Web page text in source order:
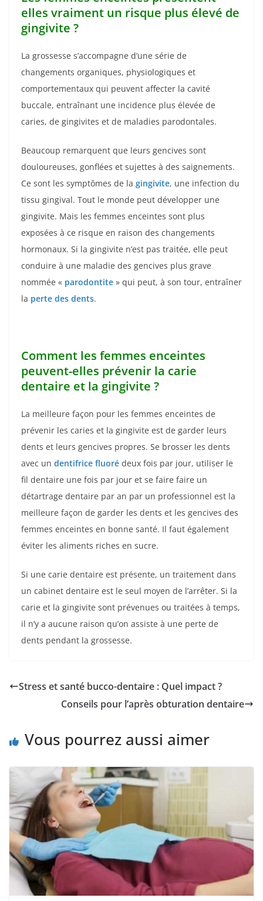
elles vraiment un risque plus élevé de
gingivite ?
La grossesse s’accompagne d’une série de
changements organiques, physiologiques et
comportementaux qui peuvent affecter la cavité
buccale, entraînant une incidence plus élevée de
caries, de gingivites et de maladies parodontales.
Beaucoup remarquent que leurs gencives sont
douloureuses, gonflées et sujettes à des saignements.
Ce sont les symptômes de la gingivite, une infection du
tissu gingival. Tout le monde peut développer une
gingivite. Mais les femmes enceintes sont plus
exposées à ce risque en raison des changements
hormonaux. Si la gingivite n’est pas traitée, elle peut
conduire à une maladie des gencives plus grave
nommée « parodontite » qui peut, à son tour, entraîner
la perte des dents.
Comment les femmes enceintes
peuvent-elles prévenir la carie
dentaire et la gingivite ?
La meilleure façon pour les femmes enceintes de
prévenir les caries et la gingivite est de garder leurs
dents et leurs gencives propres. Se brosser les dents
avec un dentifrice fluoré deux fois par jour, utiliser le
fil dentaire une fois par jour et se faire faire un
détartrage dentaire par an par un professionnel est la
meilleure façon de garder les dents et les gencives des
femmes enceintes en bonne santé. Il faut également
éviter les aliments riches en sucre.
Si une carie dentaire est présente, un traitement dans
un cabinet dentaire est le seul moyen de l’arrêter. Si la
carie et la gingivite sont prévenues ou traitées à temps,
il n’y a aucune raison qu’on assiste à une perte de
dents pendant la grossesse.
Stress et santé bucco-dentaire : Quel impact ?
Conseils pour l’après obturation dentaire
Vous pourrez aussi aimer